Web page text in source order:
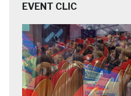
EVENT CLIC